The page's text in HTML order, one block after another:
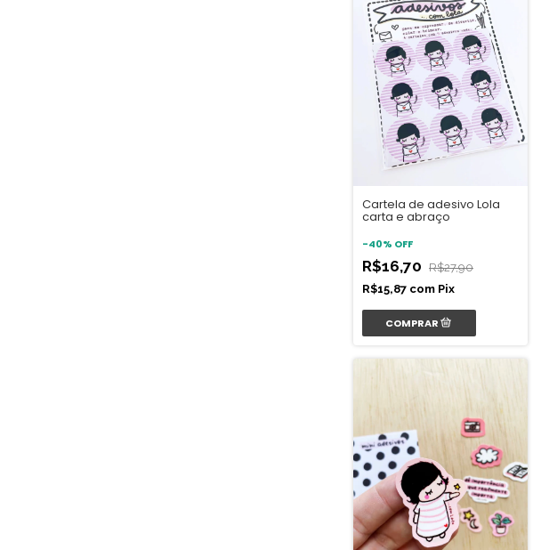
Cartela de adesivo Lola
carta e abraço
-40% OFF
R$16,70 R$27,90
R$15,87 com Pix